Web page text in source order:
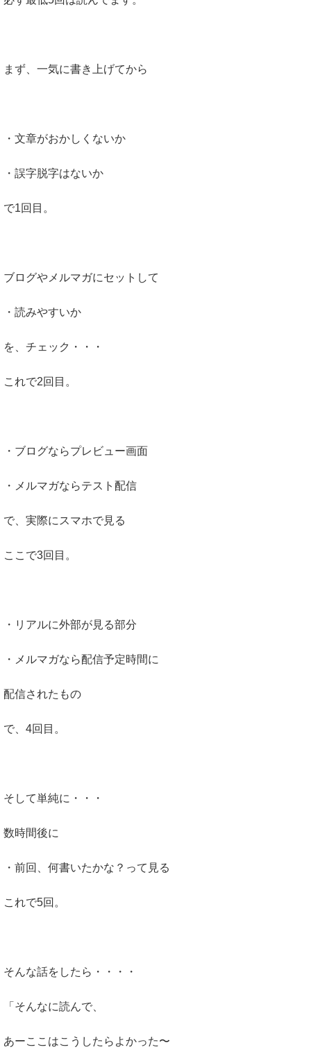
まず、一気に書き上げてから
・文章がおかしくないか
・誤字脱字はないか
で1回目。
ブログやメルマガにセットして
・読みやすいか
を、チェック・・・
これで2回目。
・ブログならプレビュー画面
・メルマガならテスト配信
で、実際にスマホで見る
ここで3回目。
・リアルに外部が見る部分
・メルマガなら配信予定時間に
配信されたもの
で、4回目。
そして単純に・・・
数時間後に
・前回、何書いたかな？って見る
これで5回。
そんな話をしたら・・・・
「そんなに読んで、
あーここはこうしたらよかった〜